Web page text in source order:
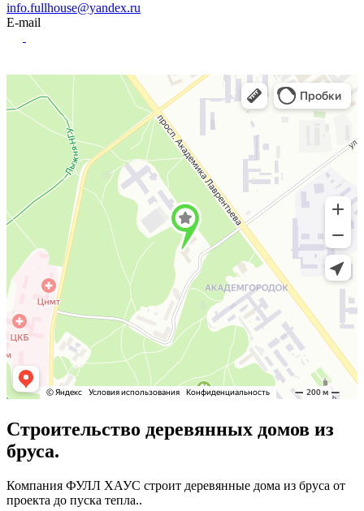
info.fullhouse@yandex.ru
E-mail
Строительство деревянных домов из
бруса.
Компания ФУЛЛ ХАУС строит деревянные дома из бруса от
проекта до пуска тепла..